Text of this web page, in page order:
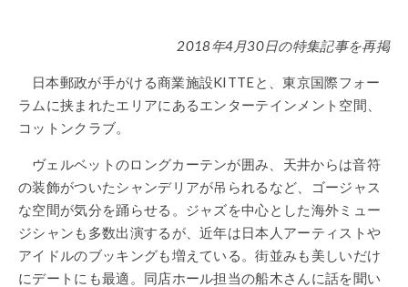
2018年4月30日の特集記事を再掲
日本郵政が手がける商業施設KITTEと、東京国際フォー
ラムに挟まれたエリアにあるエンターテインメント空間、
コットンクラブ。
ヴェルベットのロングカーテンが囲み、天井からは音符
の装飾がついたシャンデリアが吊られるなど、ゴージャス
な空間が気分を踊らせる。ジャズを中心とした海外ミュー
ジシャンも多数出演するが、近年は日本人アーティストや
アイドルのブッキングも増えている。街並みも美しいだけ
にデートにも最適。同店ホール担当の船木さんに話を聞い